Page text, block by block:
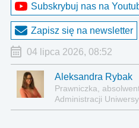
Subskrybuj nas na
Zapisz się na newsletter
04 lipca 2026, 08:52
Aleksandra Rybak
Prawniczka,
Administracji
w Poznaniu